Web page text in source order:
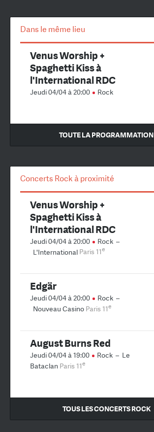
Dans le même lieu
Venus Worship +
Spaghetti Kiss à
l'International RDC
Jeudi 04/04 à 20:00 Rock
TOUTE LA PROGRAMMATION
Concerts Rock à proximité
Venus Worship +
Spaghetti Kiss à
l'International RDC
Jeudi 04/04 à 20:00 Rock –
L'International Paris 11e
Edgär
Jeudi 04/04 à 20:00 Rock –
Nouveau Casino Paris 11e
August Burns Red
Jeudi 04/04 à 19:00 Rock – Le
Bataclan Paris 11e
TOUS LES CONCERTS ROCK